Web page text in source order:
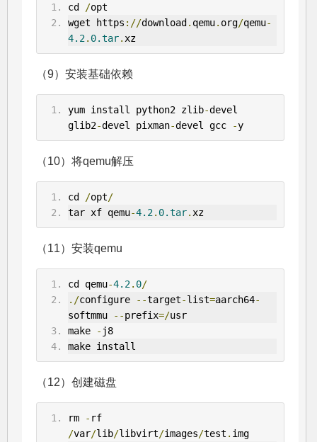
cd /opt
wget https ://download. qemu. org/qemu-
4.2. 0.tar. xz
（9）安装基础依赖
yum install python2 zlib-devel
glib2-devel pixman-devel gcc -y
（10）将qemu解压
cd /opt/
tar xf qemu-4.2. 0.tar. xz
（11）安装qemu
cd qemu-4.2. 0/
./configure --target-list=aarch64-
softmmu
--prefix=/usr
make
- j8
make install
（12）创建磁盘
rm -
/var/lib/libvirt/images/test . img